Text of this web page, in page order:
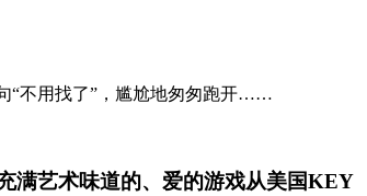
“不用找了”，尴尬地匆匆跑开……
满艺术味道的、爱的游戏从美国KEY